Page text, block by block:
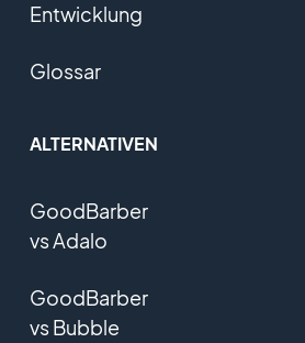
Entwicklung
Glossar
ALTERNATIVEN
GoodBarber
vs Adalo
GoodBarber
vs Bubble